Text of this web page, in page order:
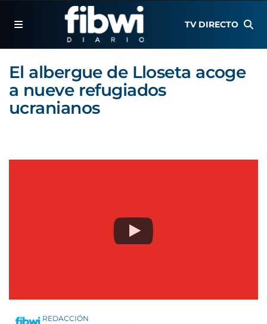
TV DIRECTO
El albergue de Lloseta acoge
a nueve refugiados
ucranianos
REDACCIÓN